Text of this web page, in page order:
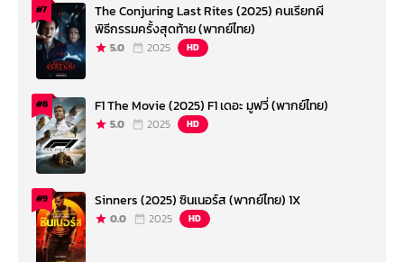
#7
The Conjuring Last Rites (2025) คนเรียกผี
พิธีกรรมครั้งสุดท้าย (พากย์ไทย)
5.0 2025 HD
#8 F1 The Movie (2025) F1 เดอะ มูฟวี่ (พากย์ไทย)
5.0 2025 HD
#9 Sinners (2025) ซินเนอร์ส (พากย์ไทย) 1X
0.0 2025 HD